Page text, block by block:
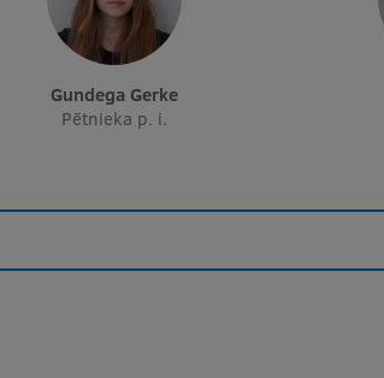
Gundega Gerke
Pētnieka p. i.